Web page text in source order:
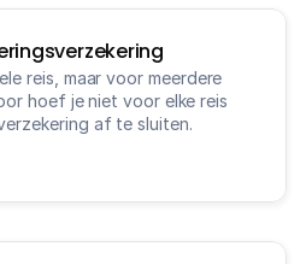
reis, maar voor meerdere
hoef je niet voor elke reis
af te sluiten.